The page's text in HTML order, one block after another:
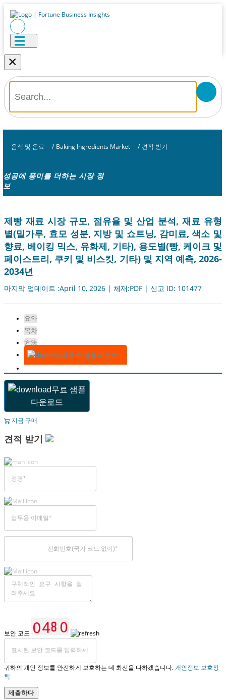
×
음식 및 음료 / Baking Ingredients Market / 견적 받기
성공에 풍미를 더하는 시장 정
보
제빵 재료 시장 규모, 점유율 및 산업 분석, 재료 유형
별(밀가루, 효모 성분, 지방 및 쇼트닝, 감미료, 색소 및
향료, 베이킹 믹스, 유화제, 기타), 용도별(빵, 케이크 및
페이스트리, 쿠키 및 비스킷, 기타) 및 지역 예측, 2026-
2034년
마지막 업데이트 :April 10, 2026 | 체재:PDF | 신고 ID: 101477
요약
목차
方法
무료 샘플 다운로드
무료 샘플
다운로드
지금 구매
견적 받기
보안 코드
귀하의 개인 정보를 안전하게 보호하는 데 최선을 다하겠습니다.개인정보 보호정
책
제출하다